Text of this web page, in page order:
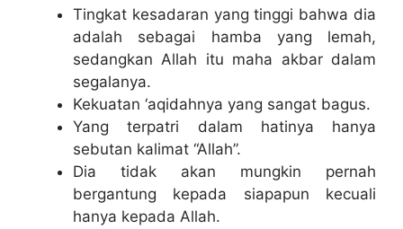
Tingkat kesadaran yang tinggi bahwa dia
adalah sebagai hamba yang lemah,
sedangkan Allah itu maha akbar dalam
segalanya.
Kekuatan ‘aqidahnya yang sangat bagus.
Yang terpatri dalam hatinya hanya
sebutan kalimat “Allah”.
Dia tidak akan mungkin pernah
bergantung kepada siapapun kecuali
hanya kepada Allah.